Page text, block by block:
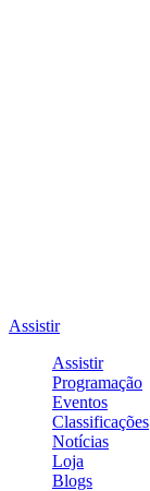
Assistir
Assistir
Programação
Eventos
Classificações
Notícias
Loja
Blogs